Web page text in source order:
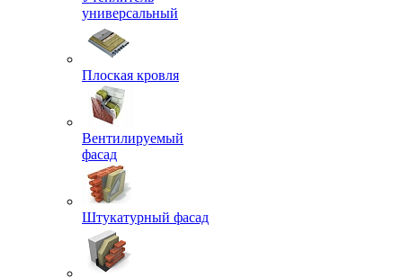
универсальный
Плоская кровля
Вентилируемый
фасад
Штукатурный фасад